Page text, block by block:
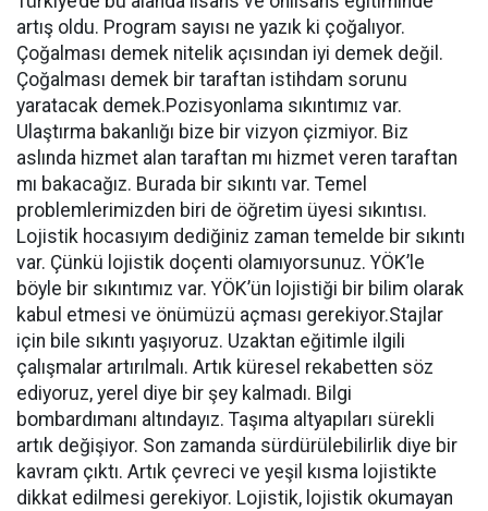
artış oldu. Program sayısı ne yazık ki çoğalıyor.
Çoğalması demek nitelik açısından iyi demek değil.
Çoğalması demek bir taraftan istihdam sorunu
yaratacak demek.Pozisyonlama sıkıntımız var.
Ulaştırma bakanlığı bize bir vizyon çizmiyor. Biz
aslında hizmet alan taraftan mı hizmet veren taraftan
mı bakacağız. Burada bir sıkıntı var. Temel
problemlerimizden biri de öğretim üyesi sıkıntısı.
Lojistik hocasıyım dediğiniz zaman temelde bir sıkıntı
var. Çünkü lojistik doçenti olamıyorsunuz. YÖK’le
böyle bir sıkıntımız var. YÖK’ün lojistiği bir bilim olarak
kabul etmesi ve önümüzü açması gerekiyor.Stajlar
için bile sıkıntı yaşıyoruz. Uzaktan eğitimle ilgili
çalışmalar artırılmalı. Artık küresel rekabetten söz
ediyoruz, yerel diye bir şey kalmadı. Bilgi
bombardımanı altındayız. Taşıma altyapıları sürekli
artık değişiyor. Son zamanda sürdürülebilirlik diye bir
kavram çıktı. Artık çevreci ve yeşil kısma lojistikte
dikkat edilmesi gerekiyor. Lojistik, lojistik okumayan